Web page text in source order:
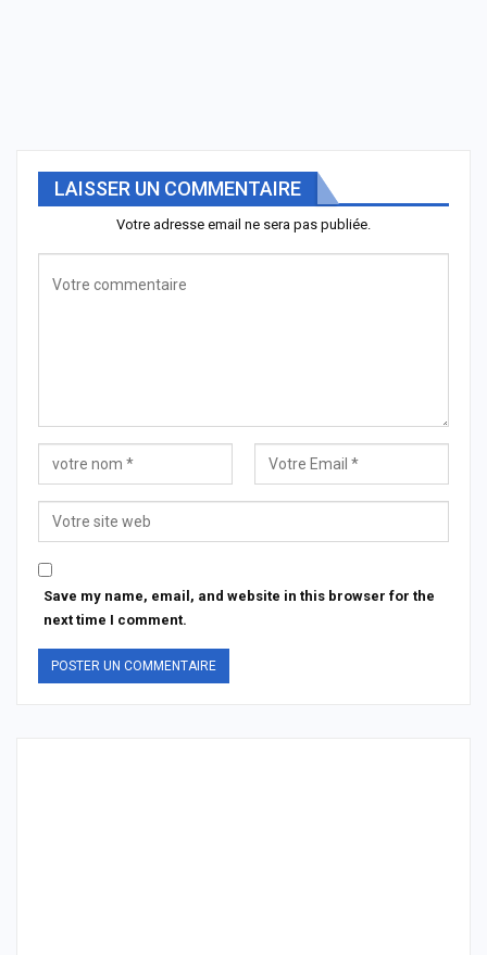
LAISSER UN COMMENTAIRE
Votre adresse email ne sera pas publiée.
Save my name, email, and website in this browser for the
next time I comment.